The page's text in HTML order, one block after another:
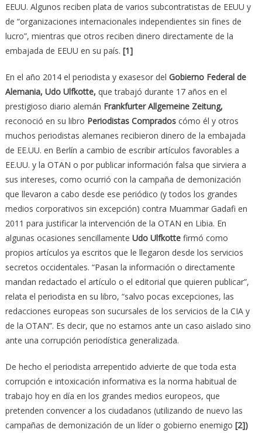
EEUU. Algunos reciben plata de varios subcontratistas de EEUU y
de “organizaciones internacionales independientes sin fines de
lucro”, mientras que otros reciben dinero directamente de la
embajada de EEUU en su país. [1]
En el año 2014 el periodista y exasesor del Gobierno Federal de
Alemania, Udo Ulfkotte, que trabajó durante 17 años en el
prestigioso diario alemán Frankfurter Allgemeine Zeitung,
reconoció en su libro Periodistas Comprados cómo él y otros
muchos periodistas alemanes recibieron dinero de la embajada
de EE.UU. en Berlín a cambio de escribir artículos favorables a
EE.UU. y la OTAN o por publicar información falsa que sirviera a
sus intereses, como ocurrió con la campaña de demonización
que llevaron a cabo desde ese periódico (y todos los grandes
medios corporativos sin excepción) contra Muammar Gadafi en
2011 para justificar la intervención de la OTAN en Libia. En
algunas ocasiones sencillamente Udo Ulfkotte firmó como
propios artículos ya escritos que le llegaron desde los servicios
secretos occidentales. “Pasan la información o directamente
mandan redactado el artículo o el editorial que quieren publicar”,
relata el periodista en su libro, “salvo pocas excepciones, las
redacciones europeas son sucursales de los servicios de la CIA y
de la OTAN”. Es decir, que no estamos ante un caso aislado sino
ante una corrupción periodística generalizada.
De hecho el periodista arrepentido advierte de que toda esta
corrupción e intoxicación informativa es la norma habitual de
trabajo hoy en día en los grandes medios europeos, que
pretenden convencer a los ciudadanos (utilizando de nuevo las
campañas de demonización de un líder o gobierno enemigo [2])